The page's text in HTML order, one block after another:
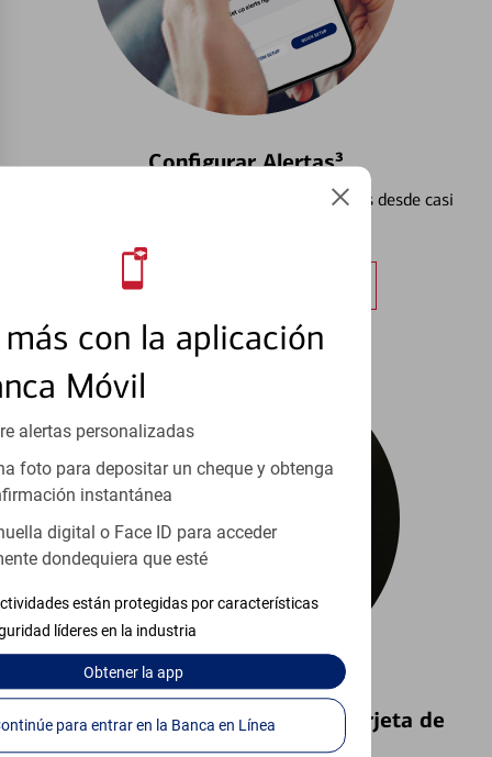
con la aplicación
Móvil
alertas personalizadas
foto para depositar un cheque y obtenga
instantánea
digital o Face ID para acceder
dondequiera que esté
están protegidas por características
líderes en la industria
Obtenerla app
Continúe para entrar en la Banca en Línea
Configurar Alertas³
Vea cómo mantener el control de sus finanzas desde casi
Obtener más información
Bloquear y Desbloquear una Tarjeta de
Débito⁴